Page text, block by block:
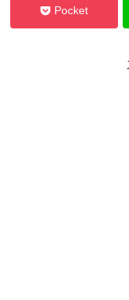
Pocket